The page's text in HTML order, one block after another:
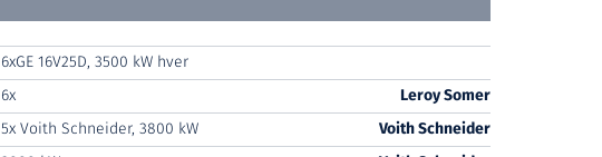
6xGE 16V25D, 3500 kW hver
6x
Leroy Somer
5x Voith Schneider, 3800 kW
Voith Schneider